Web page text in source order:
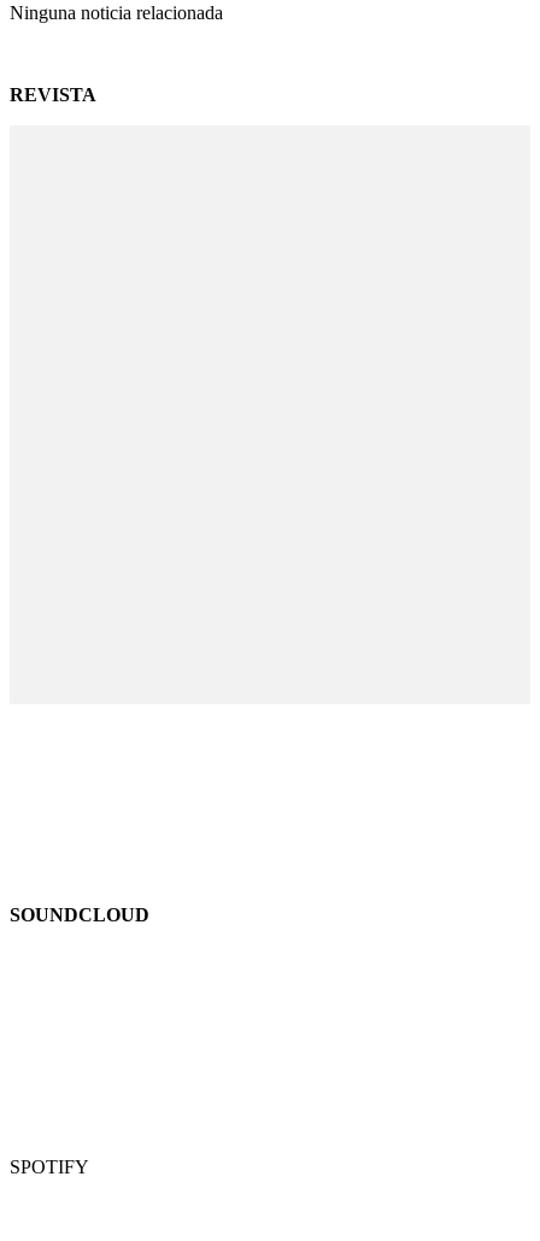
Ninguna noticia relacionada
REVISTA
SOUNDCLOUD
SPOTIFY